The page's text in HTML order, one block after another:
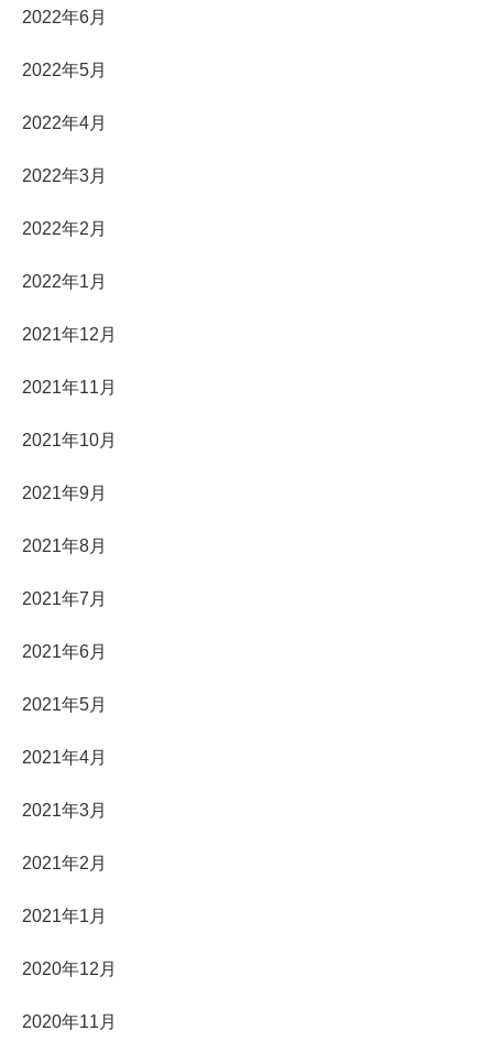
2022年6月
2022年5月
2022年4月
2022年3月
2022年2月
2022年1月
2021年12月
2021年11月
2021年10月
2021年9月
2021年8月
2021年7月
2021年6月
2021年5月
2021年4月
2021年3月
2021年2月
2021年1月
2020年12月
2020年11月